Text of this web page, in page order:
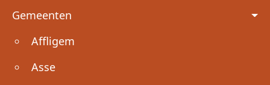
Voet
Gemeenten
Affligem
Asse